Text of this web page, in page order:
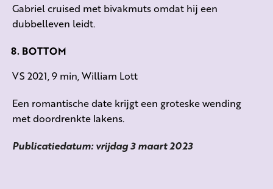
Gabriel cruised met bivakmuts omdat hij een
dubbelleven leidt.
BOTTOM
VS 2021, 9 min, William Lott
Een romantische date krijgt een groteske wending
met doordrenkte lakens.
Publicatiedatum: vrijdag 3 maart 2023